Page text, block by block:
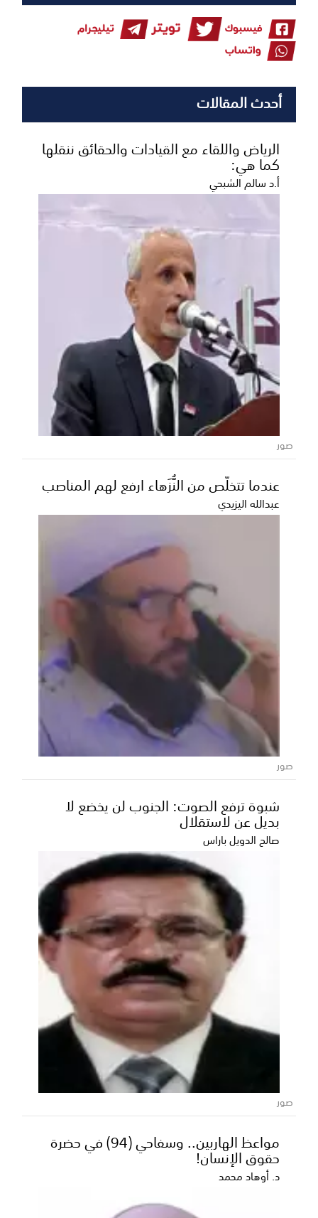
أحدث المقالات
الرياض واللقاء مع القيادات والحقائق ننقلها
كما هي:
أ.د سالم الشبحي
صور
عندما تتخلّص من النُّزَهاء ارفع لهم المناصب
عبدالله اليزيدي
صور
شبوة ترفع الصوت: الجنوب لن يخضع لا
بديل عن لاستقلال
صالح الدويل باراس
صور
مواعظ الهاربين.. وسفاحي (94) في حضرة
حقوق الإنسان!
د. أوهاد محمد